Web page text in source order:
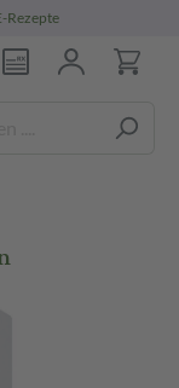
Rezepte